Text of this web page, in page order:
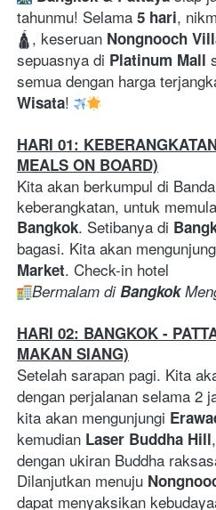
tahunmu! Selama 5 hari,
🛕, keseruan Nongnooch
sepuasnya di Platinum Mall
semua dengan harga
Wisata!
HARI 01:
MEALS ON BOARD)
Kita akan berkumpul di
Bangkok. Setibanya di
bagasi. Kita akan
Market. Check-in hotel
Bermalam di Bangkok
HARI 02: BANGKOK -
MAKAN SIANG)
Setelah sarapan pagi. Kita
dengan perjalanan selama 2
kita akan mengunjungi
kemudian Laser Buddha Hill
dengan ukiran Buddha
Dilanjutkan menuju